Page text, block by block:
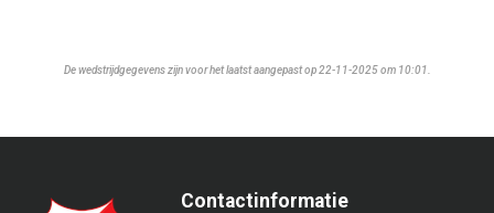
De wedstrijdgegevens zijn voor het laatst aangepast op 22-11-2025 om 10:01.
Contactinformatie